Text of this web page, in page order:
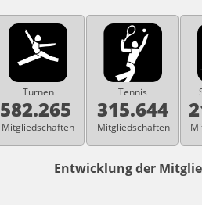
Turnen
582.265
Mitgliedschaften
Tennis
315.644
Mitgliedschaften
Entwicklung der